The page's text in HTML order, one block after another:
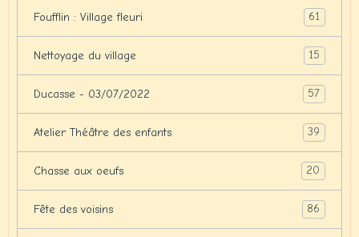
Foufflin : Village fleuri 61
Nettoyage du village 15
Ducasse - 03/07/2022 57
Atelier Théâtre des enfants 39
Chasse aux oeufs 20
Fête des voisins 86